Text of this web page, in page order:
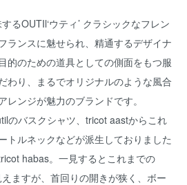
るOUTIl‘ウティ’ クラシックなフレン
ランスに魅せられ、精通するデザイナ
的のための道具としての側面をもつ服
わり、まるでオリジナルのような風合
レンジが魅力のブランドです。
のバスクシャツ、tricot aastからこれ
トルネックなどが派生しておりました
habas。一見するとこれまでの
ますが、首回りの開きが狭く、ボー